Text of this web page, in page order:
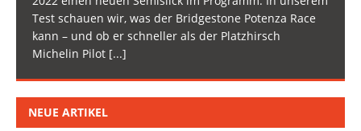
Test schauen wir, was der Bridgestone Potenza Race
kann – und ob er schneller als der Platzhirsch
Michelin Pilot [...]
NEUE ARTIKEL